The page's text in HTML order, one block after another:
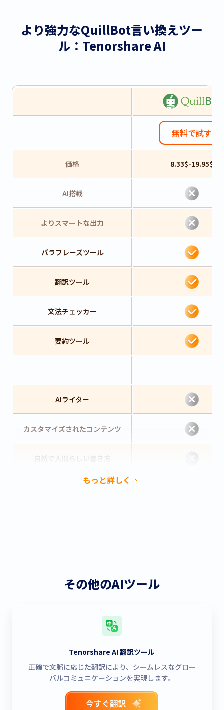
より強力なQuillBot言い換えツー
ル：Tenorshare AI
無料で試す
価格 8.33$-19.95$
AI搭載
よりスマートな出力
パラフレーズツール
翻訳ツール
文法チェッカー
要約ツール
AIライター
カスタマイズされたコンテンツ
自然で人間らしい書き方
もっと詳しく
その他のAIツール
Tenorshare AI 翻訳ツール
正確で文脈に応じた翻訳により、シームレスなグロー
バルコミュニケーションを実現します。
今すぐ翻訳